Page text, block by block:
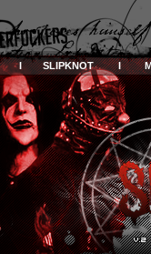
I SLIPKNOT I